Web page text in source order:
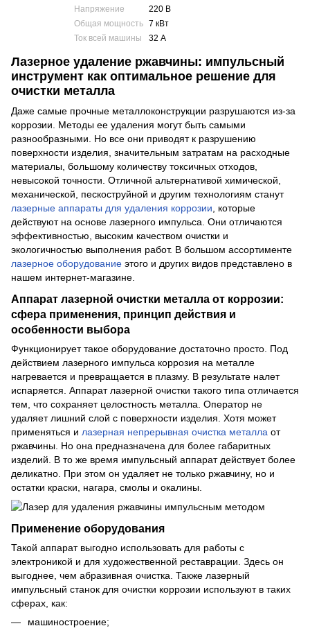
Напряжение
220 В
Общая мощность
7 кВт
Ток всей машины
32 А
Лазерное удаление ржавчины: импульсный
инструмент как оптимальное решение для
очистки металла
Даже самые прочные металлоконструкции разрушаются из-за
коррозии. Методы ее удаления могут быть самыми
разнообразными. Но все они приводят к разрушению
поверхности изделия, значительным затратам на расходные
материалы, большому количеству токсичных отходов,
невысокой точности. Отличной альтернативой химической,
механической, пескоструйной и другим технологиям станут
лазерные аппараты для удаления коррозии, которые
действуют на основе лазерного импульса. Они отличаются
эффективностью, высоким качеством очистки и
экологичностью выполнения работ. В большом ассортименте
лазерное оборудование этого и других видов представлено в
нашем интернет-магазине.
Аппарат лазерной очистки металла от коррозии:
сфера применения, принцип действия и
особенности выбора
Функционирует такое оборудование достаточно просто. Под
действием лазерного импульса коррозия на металле
нагревается и превращается в плазму. В результате налет
испаряется. Аппарат лазерной очистки такого типа отличается
тем, что сохраняет целостность металла. Оператор не
удаляет лишний слой с поверхности изделия. Хотя может
применяться и лазерная непрерывная очистка металла от
ржавчины. Но она предназначена для более габаритных
изделий. В то же время импульсный аппарат действует более
деликатно. При этом он удаляет не только ржавчину, но и
остатки краски, нагара, смолы и окалины.
Применение оборудования
Такой аппарат выгодно использовать для работы с
электроникой и для художественной реставрации. Здесь он
выгоднее, чем абразивная очистка. Также лазерный
импульсный станок для очистки коррозии используют в таких
сферах, как:
машиностроение;